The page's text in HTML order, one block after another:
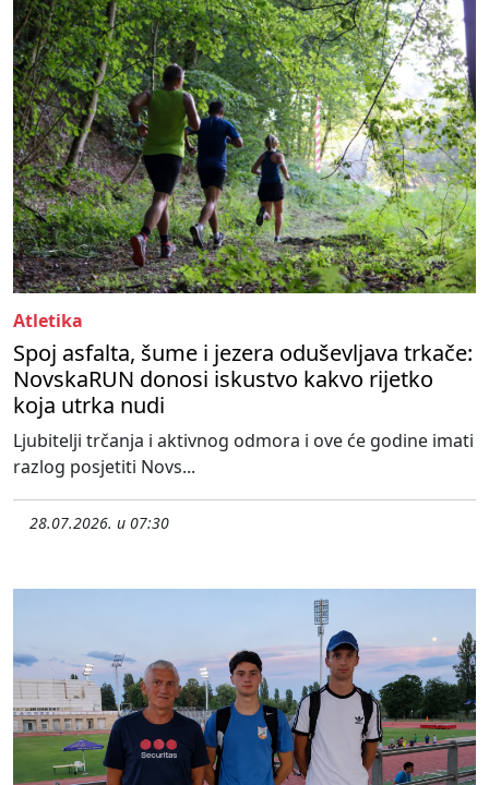
Atletika
Spoj asfalta, šume i jezera oduševljava trkače:
NovskaRUN donosi iskustvo kakvo rijetko
koja utrka nudi
Ljubitelji trčanja i aktivnog odmora i ove će godine imati
razlog posjetiti Novs...
28.07.2026. u 07:30